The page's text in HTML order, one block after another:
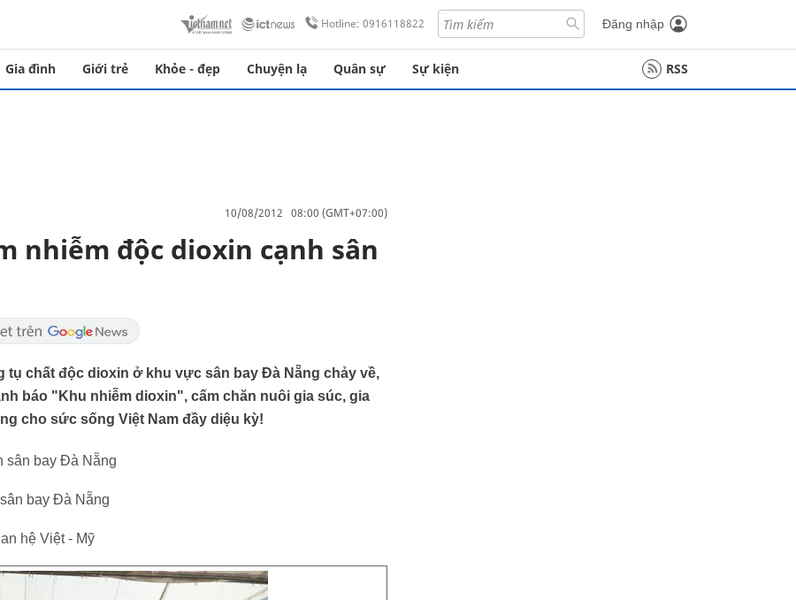
Hotline: 0916118822 Đăng nhập
Gia đình Giới trẻ Khỏe - đẹp Chuyện lạ Quân sự Sự kiện RSS
10/08/2012 08:00 (GMT+07:00)
nhiễm độc dioxin cạnh sân
chất độc dioxin ở khu vực sân bay Đà Nẵng chảy về,
báo "Khu nhiễm dioxin", cấm chăn nuôi gia súc, gia
cho sức sống Việt Nam đầy diệu kỳ!
sân bay Đà Nẵng
bay Đà Nẵng
hệ Việt - Mỹ